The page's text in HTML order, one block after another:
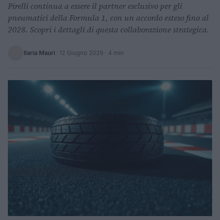
Pirelli continua a essere il partner esclusivo per gli
pneumatici della Formula 1, con un accordo esteso fino al
2028. Scopri i dettagli di questa collaborazione strategica.
Ilaria Mauri · 12 Giugno 2026 · 4 min